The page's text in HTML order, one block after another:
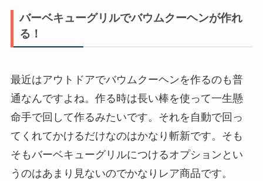
バーベキューグリルでバウムクーヘンが作れ
る！
最近はアウトドアでバウムクーヘンを作るのも普
通なんですよね。作る時は長い棒を使って一生懸
命手で回して作るみたいです。それを自動で回っ
てくれてかけるだけなのはかなり斬新です。そも
そもバーベキューグリルにつけるオプションとい
うのはあまり見ないのでかなりレア商品です。